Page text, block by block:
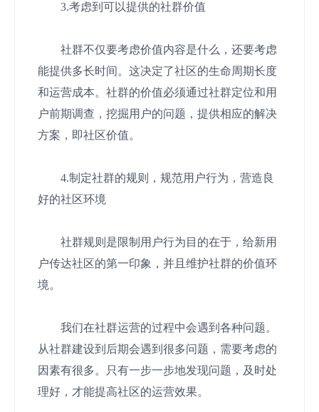
3.考虑到可以提供的社群价值
社群不仅要考虑价值内容是什么，还要考虑
能提供多长时间。这决定了社区的生命周期长度
和运营成本。社群的价值必须通过社群定位和用
户前期调查，挖掘用户的问题，提供相应的解决
方案，即社区价值。
4.制定社群的规则，规范用户行为，营造良
好的社区环境
社群规则是限制用户行为目的在于，给新用
户传达社区的第一印象，并且维护社群的价值环
境。
我们在社群运营的过程中会遇到各种问题。
从社群建设到后期会遇到很多问题，需要考虑的
因素有很多。只有一步一步地发现问题，及时处
理好，才能提高社区的运营效果。